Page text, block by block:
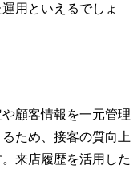
用といえるでしょ
顧客情報を一元管理
ため、接客の質向上
来店履歴を活用した